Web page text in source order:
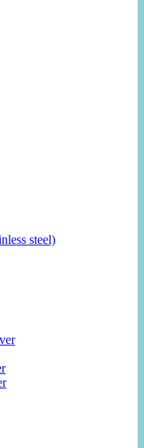
steel)